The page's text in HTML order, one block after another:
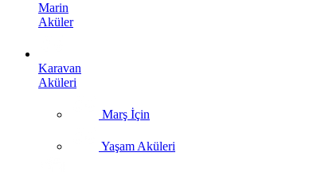
Marin
Aküler
Karavan
Aküleri
Marş İçin
Yaşam Aküleri